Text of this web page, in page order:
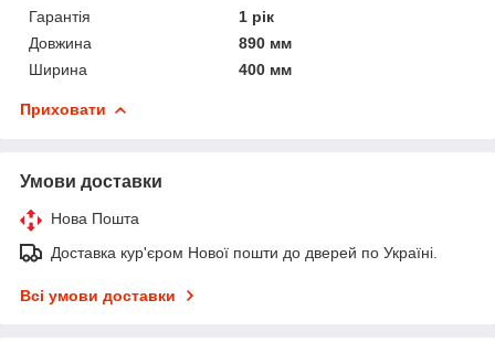
Гарантія
1 рік
Довжина
890 мм
Ширина
400 мм
Приховати
Умови доставки
Нова Пошта
Доставка кур'єром Нової пошти до дверей по Україні.
Всі умови доставки